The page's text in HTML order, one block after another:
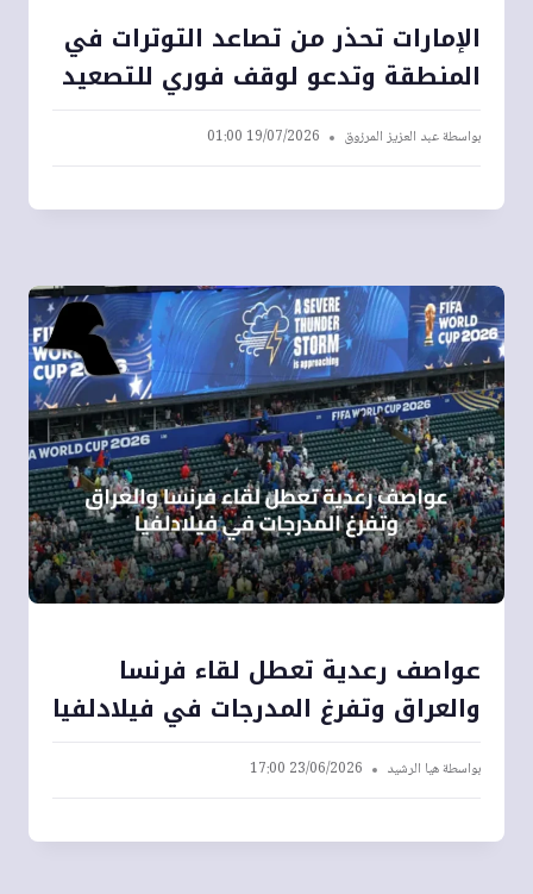
الإمارات تحذر من تصاعد التوترات في
المنطقة وتدعو لوقف فوري للتصعيد
بواسطةعبد العزيز المرزوق 19/07/2026 01:00
عواصف رعدية تعطل لقاء فرنسا
والعراق وتفرغ المدرجات في فيلادلفيا
بواسطةهيا الرشيد 23/06/2026 17:00